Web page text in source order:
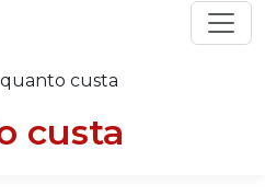
custa
custa